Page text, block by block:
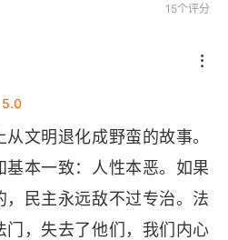
15个评分
5.0
文明退化成野蛮的故事。
基本一致：人性本恶。如果
，民主永远敌不过专治。法
门，失去了他们，我们内心